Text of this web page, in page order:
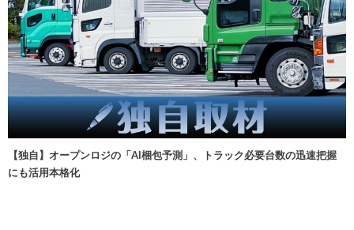
【独自】オープンロジの「AI梱包予測」、トラック必要台数の迅速把握
にも活用本格化